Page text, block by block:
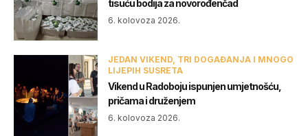
tisuću bodija za novorođenčad
6. kolovoza 2026.
JEDAN VIKEND, TRI DOGAĐANJA I MNOGO
LIJEPIH SUSRETA
Vikend u Radoboju ispunjen umjetnošću,
pričama i druženjem
6. kolovoza 2026.